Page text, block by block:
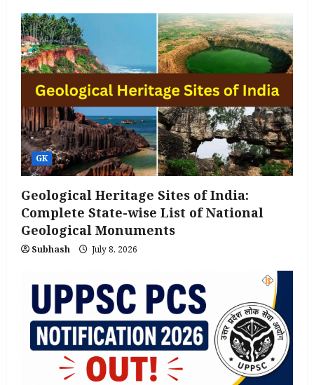
GK
Geological Heritage Sites of India:
Complete State-wise List of National
Geological Monuments
Subhash July 8, 2026